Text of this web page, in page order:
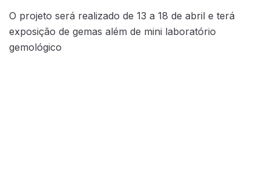
O projeto será realizado de 13 a 18 de abril e terá
exposição de gemas além de mini laboratório
gemológico